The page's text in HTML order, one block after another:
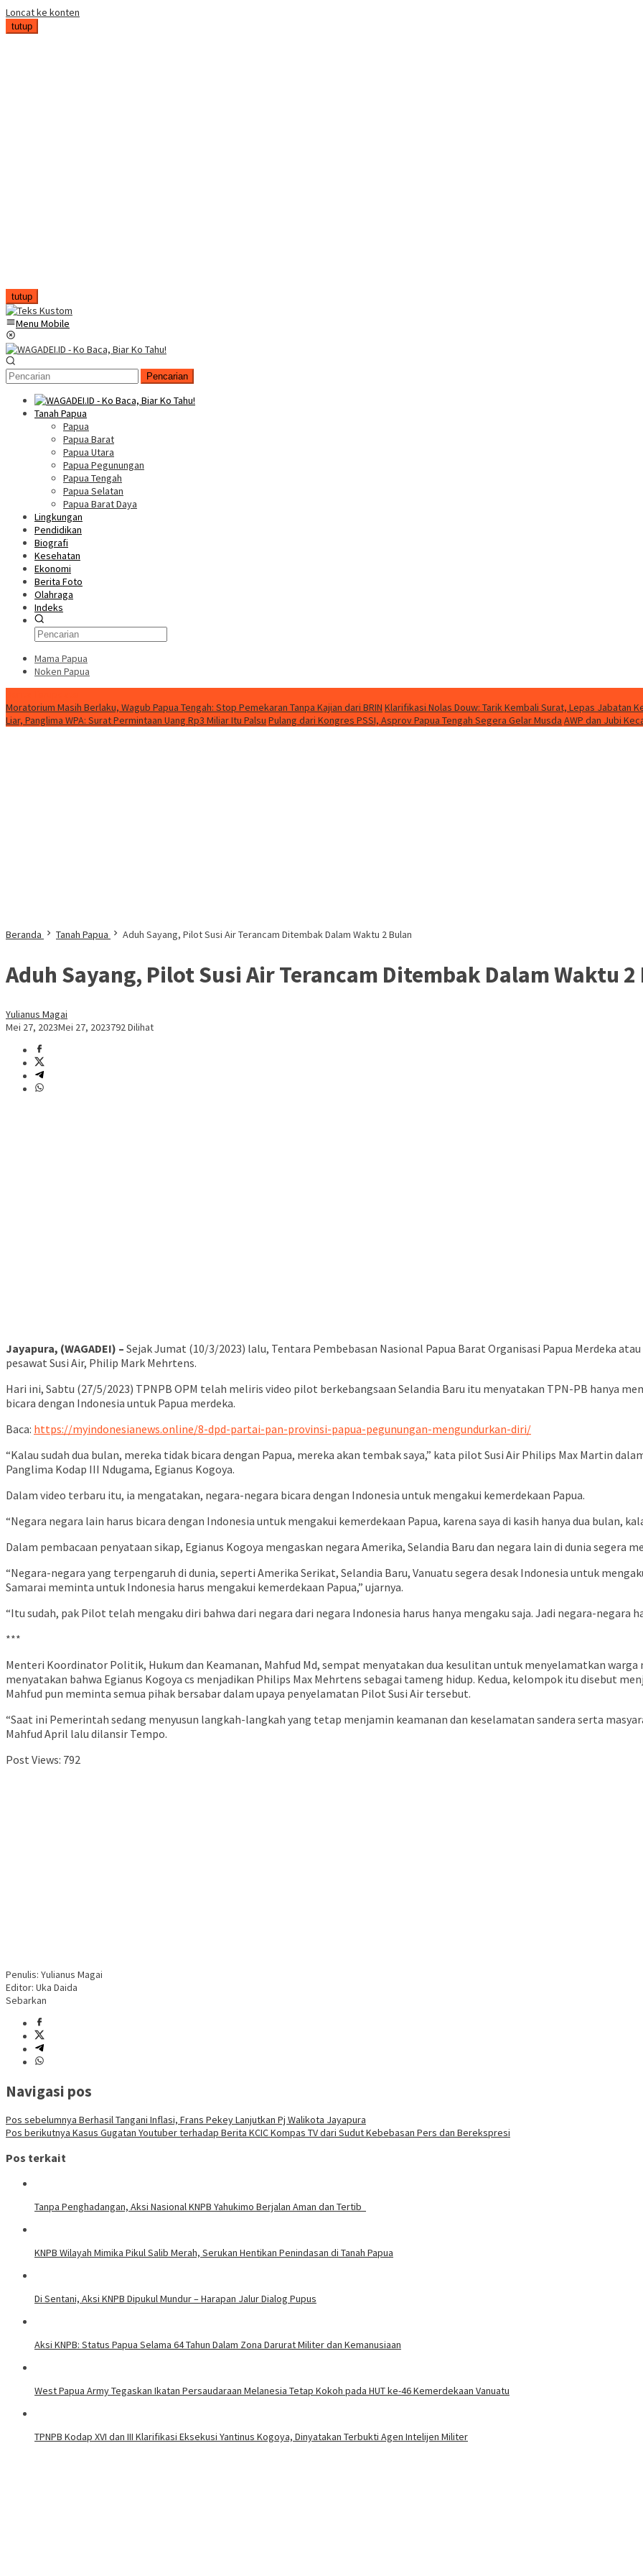
Loncat ke konten
tutup
tutup
Menu Mobile
Pencarian
Tanah Papua
Papua
Papua Barat
Papua Utara
Papua Pegunungan
Papua Tengah
Papua Selatan
Papua Barat Daya
Lingkungan
Pendidikan
Biografi
Kesehatan
Ekonomi
Berita Foto
Olahraga
Indeks
Mama Papua
Noken Papua
Moratorium Masih Berlaku, Wagub Papua Tengah: Stop Pemekaran Tanpa Kajian dari BRIN Klarifikasi Nolas Douw: Tarik Kembali Surat, Lepas Jabatan
Liar, Panglima WPA: Surat Permintaan Uang Rp3 Miliar Itu Palsu Pulang dari Kongres PSSI, Asprov Papua Tengah Segera Gelar Musda AWP dan Jubi
Beranda Tanah Papua Aduh Sayang, Pilot Susi Air Terancam Ditembak Dalam Waktu 2 Bulan
Aduh Sayang, Pilot Susi Air Terancam Ditembak Dalam Waktu 2
Yulianus Magai
Mei 27, 2023Mei 27, 2023792 Dilihat
Jayapura, (WAGADEI) – Sejak Jumat (10/3/2023) lalu, Tentara Pembebasan Nasional Papua Barat Organisasi Papua Merdeka
pesawat Susi Air, Philip Mark Mehrtens.
Hari ini, Sabtu (27/5/2023) TPNPB OPM telah meliris video pilot berkebangsaan Selandia Baru itu menyatakan TPN-PB hanya
bicara dengan Indonesia untuk Papua merdeka.
Baca: https://myindonesianews.online/8-dpd-partai-pan-provinsi-papua-pegunungan-mengundurkan-diri/
“Kalau sudah dua bulan, mereka tidak bicara dengan Papua, mereka akan tembak saya,” kata pilot Susi Air Philips Max Martin
Panglima Kodap III Ndugama, Egianus Kogoya.
Dalam video terbaru itu, ia mengatakan, negara-negara bicara dengan Indonesia untuk mengakui kemerdekaan Papua.
“Negara negara lain harus bicara dengan Indonesia untuk mengakui kemerdekaan Papua, karena saya di kasih hanya dua bulan,
Dalam pembacaan penyataan sikap, Egianus Kogoya mengaskan negara Amerika, Selandia Baru dan negara lain di dunia segera
“Negara-negara yang terpengaruh di dunia, seperti Amerika Serikat, Selandia Baru, Vanuatu segera desak Indonesia untuk
Samarai meminta untuk Indonesia harus mengakui kemerdekaan Papua,” ujarnya.
“Itu sudah, pak Pilot telah mengaku diri bahwa dari negara dari negara Indonesia harus hanya mengaku saja. Jadi negara-negara
***
Menteri Koordinator Politik, Hukum dan Keamanan, Mahfud Md, sempat menyatakan dua kesulitan untuk menyelamatkan
menyatakan bahwa Egianus Kogoya cs menjadikan Philips Max Mehrtens sebagai tameng hidup. Kedua, kelompok itu disebut
Mahfud pun meminta semua pihak bersabar dalam upaya penyelamatan Pilot Susi Air tersebut.
“Saat ini Pemerintah sedang menyusun langkah-langkah yang tetap menjamin keamanan dan keselamatan sandera serta
Mahfud April lalu dilansir Tempo.
Post Views: 792
Penulis: Yulianus Magai
Editor: Uka Daida
Sebarkan
Navigasi pos
Pos sebelumnya Berhasil Tangani Inflasi, Frans Pekey Lanjutkan Pj Walikota Jayapura
Pos berikutnya Kasus Gugatan Youtuber terhadap Berita KCIC Kompas TV dari Sudut Kebebasan Pers dan Berekspresi
Pos terkait
Tanpa Penghadangan, Aksi Nasional KNPB Yahukimo Berjalan Aman dan Tertib
KNPB Wilayah Mimika Pikul Salib Merah, Serukan Hentikan Penindasan di Tanah Papua
Di Sentani, Aksi KNPB Dipukul Mundur – Harapan Jalur Dialog Pupus
Aksi KNPB: Status Papua Selama 64 Tahun Dalam Zona Darurat Militer dan Kemanusiaan
West Papua Army Tegaskan Ikatan Persaudaraan Melanesia Tetap Kokoh pada HUT ke-46 Kemerdekaan Vanuatu
TPNPB Kodap XVI dan III Klarifikasi Eksekusi Yantinus Kogoya, Dinyatakan Terbukti Agen Intelijen Militer